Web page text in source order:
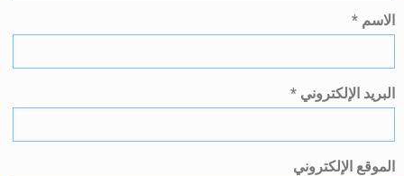
الاسم *
البريد الإلكتروني *
الموقع الإلكتروني